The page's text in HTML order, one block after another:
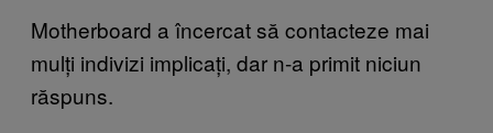
Motherboard a încercat să contacteze mai
mulți indivizi implicați, dar n-a primit niciun
răspuns.